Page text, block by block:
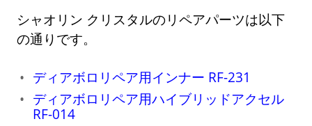
シャオリン クリスタルのリペアパーツは以下
の通りです。
ディアボロリペア用インナー RF-231
ディアボロリペア用ハイブリッドアクセル
RF-014